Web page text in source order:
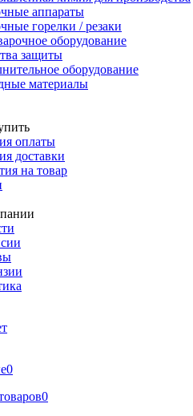
аппараты
горелки / резаки
оборудование
защиты
оборудование
материалы
оплаты
доставки
на товар
0
0